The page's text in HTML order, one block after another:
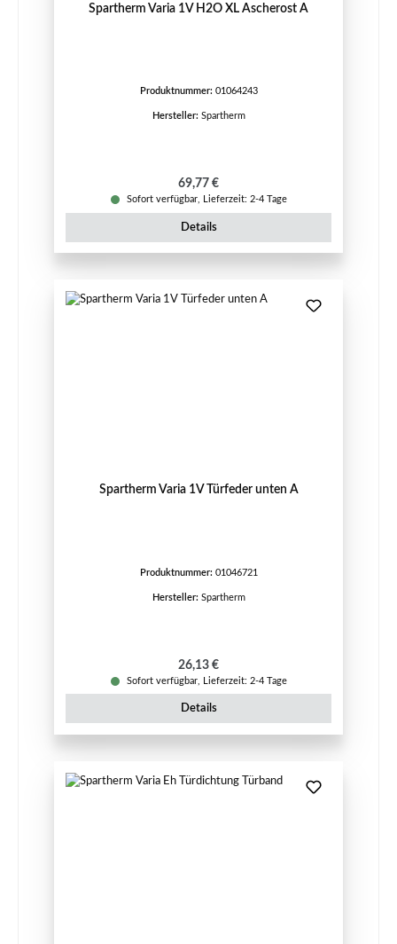
Spartherm Varia 1V H2O XL Ascherost A
Produktnummer: 01064243
Hersteller: Spartherm
Regulärer Preis:
69,77 €
Sofort verfügbar, Lieferzeit: 2-4 Tage
Details
Spartherm Varia 1V Türfeder unten A
Produktnummer: 01046721
Hersteller: Spartherm
Regulärer Preis:
26,13 €
Sofort verfügbar, Lieferzeit: 2-4 Tage
Details